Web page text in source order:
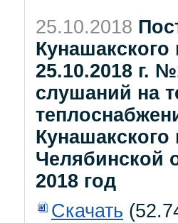
25.10.2018
25.10.2018 г.
слушаний на
Челябинской
2018 год
Скачать